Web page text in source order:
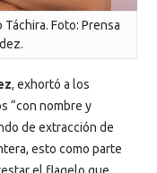
Foto: Prensa
, exhortó a los
“con nombre y
de extracción de
esto como parte
el flagelo que